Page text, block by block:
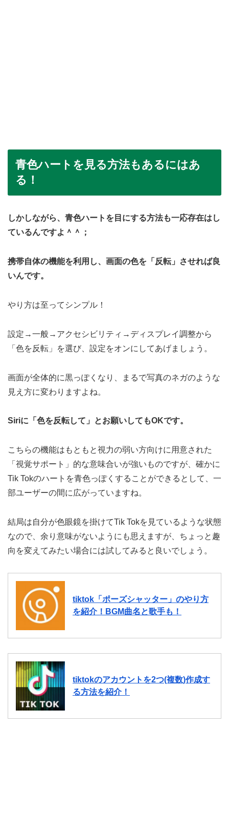
青色ハートを見る方法もあるにはあ
る！
しかしながら、青色ハートを目にする方法も一応存在はし
ているんですよ＾＾；
携帯自体の機能を利用し、画面の色を「反転」させれば良
いんです。
やり方は至ってシンプル！
設定→一般→アクセシビリティ→ディスプレイ調整から
「色を反転」を選び、設定をオンにしてあげましょう。
画面が全体的に黒っぽくなり、まるで写真のネガのような
見え方に変わりますよね。
Siriに「色を反転して」とお願いしてもOKです。
こちらの機能はもともと視力の弱い方向けに用意された
「視覚サポート」的な意味合いが強いものですが、確かに
Tik Tokのハートを青色っぽくすることができるとして、一
部ユーザーの間に広がっていますね。
結局は自分が色眼鏡を掛けてTik Tokを見ているような状態
なので、余り意味がないようにも思えますが、ちょっと趣
向を変えてみたい場合には試してみると良いでしょう。
tiktok「ポーズシャッター」のやり方
を紹介！BGM曲名と歌手も！
tiktokのアカウントを2つ(複数)作成す
る方法を紹介！